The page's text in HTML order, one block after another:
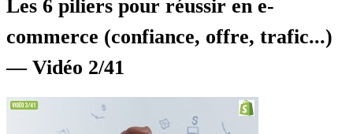
Les 6 piliers pour réussir en e-
commerce (confiance, offre, trafic...)
— Vidéo 2/41